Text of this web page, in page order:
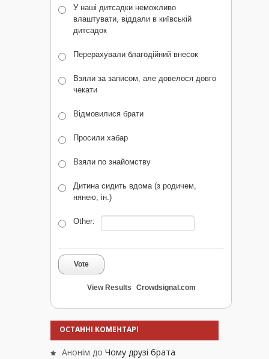
У наші дитсадки неможливо
влаштувати, віддали в київській
дитсадок
Перерахували благодійний внесок
Взяли за записом, але довелося довго
чекати
Відмовилися брати
Просили хабар
Взяли по знайомству
Дитина сидить вдома (з родичем,
нянею, ін.)
Other:
Vote
View Results Crowdsignal.com
ОСТАННІ КОМЕНТАРІ
Анонім до Чому друзі брата